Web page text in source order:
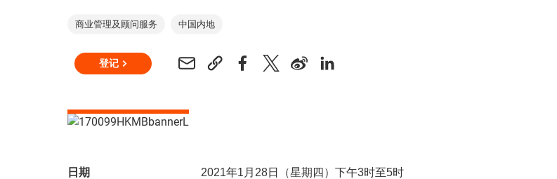
商业管理及顾问服务 中国内地
登记
日期 2021年1月28日（星期四）下午3时至5时